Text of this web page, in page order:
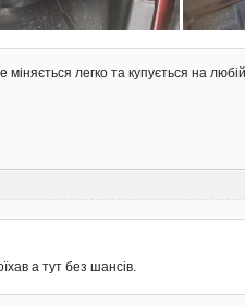
легко та купується на
а тут без шансів.